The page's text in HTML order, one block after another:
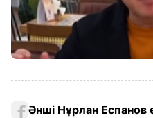
Әнші Нұрлан Еспанов